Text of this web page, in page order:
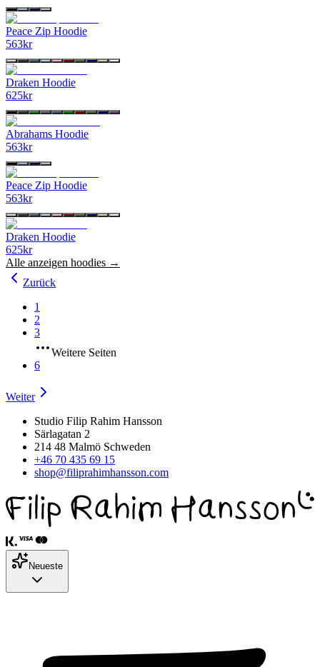
Peace Zip Hoodie
563kr
Draken Hoodie
625kr
Abrahams Hoodie
563kr
Peace Zip Hoodie
563kr
Draken Hoodie
625kr
Alle anzeigen hoodies →
Zurück
1
2
3
Weitere Seiten
6
Weiter
Studio Filip Rahim Hansson
Särlagatan 2
214 48 Malmö Schweden
+46 70 435 69 15
shop@filiprahimhansson.com
Neueste